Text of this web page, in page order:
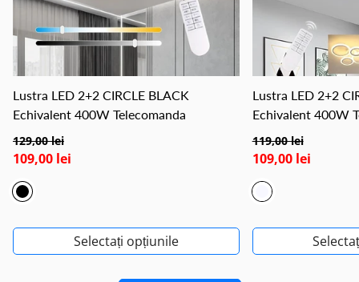
Lustra LED 2+2 CIRCLE BLACK
Echivalent 400W Telecomanda
129,00 lei
109,00 lei
Selectați opțiunile
Lustra LED 2+2
Echivalent 400W
119,00 lei
109,00 lei